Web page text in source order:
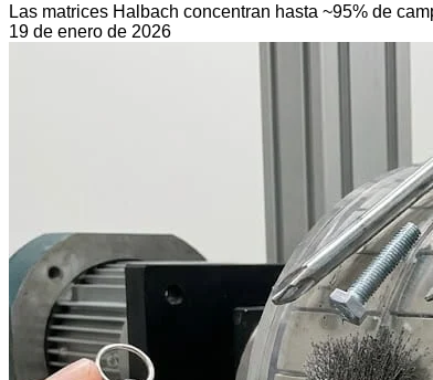
Las matrices Halbach concentran hasta ~95% de
19 de enero de 2026